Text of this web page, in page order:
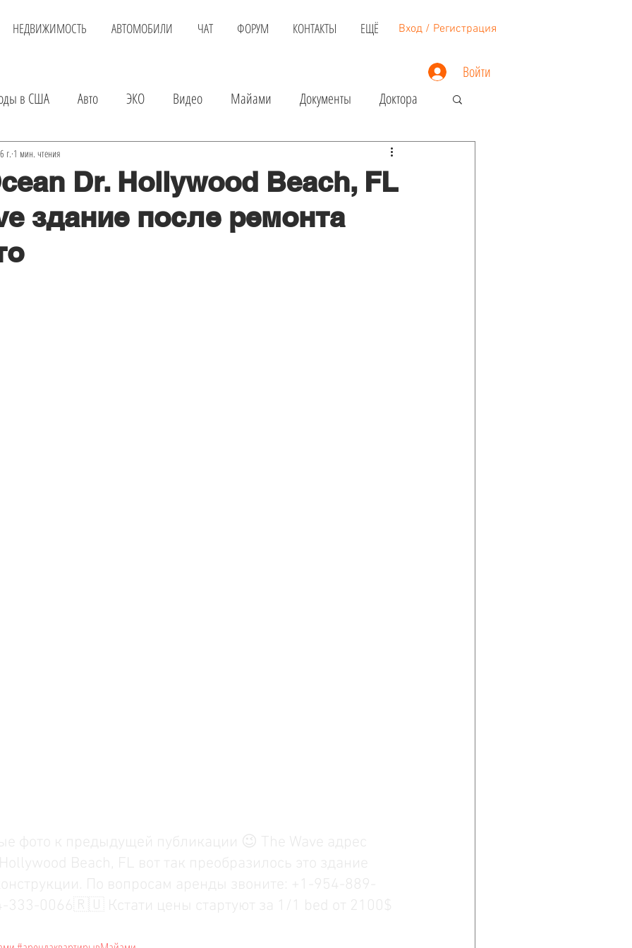
НЕДВИЖИМОСТЬ АВТОМОБИЛИ ЧАТ ФОРУМ КОНТАКТЫ ЕЩЁ Вход / Регистрация
Войти
в США Авто ЭКО Видео Майами Документы Доктора
Детские магазины Недвижимость
авто Экскурсии в Майами Шопинг Развлечения Загранпаспорт
Онлайн доктор
Dr. Hollywood Beach, FL
здание после ремонта
г. 1 мин. чтения